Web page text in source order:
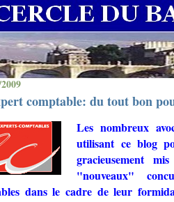
comptable: du tout bon
Les nombreux
utilisant ce blog
gracieusement
"nouveaux"
dans le cadre de leur